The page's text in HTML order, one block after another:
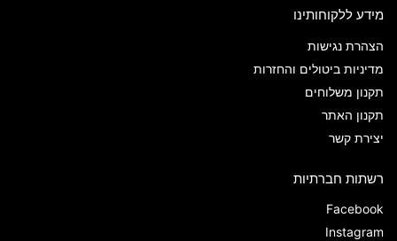
מידע ללקוחותינו
הצהרת נגישות
מדיניות ביטולים והחזרות
תקנון משלוחים
תקנון האתר
יצירת קשר
רשתות חברתיות
Facebook
Instagram